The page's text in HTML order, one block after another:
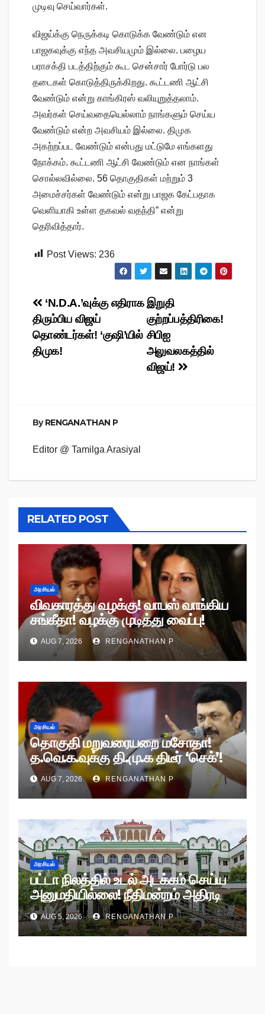
முடிவு செய்வார்கள்.
விஜய்க்கு நெருக்கடி கொடுக்க வேண்டும் என
பாஜகவுக்கு எந்த அவசியமும் இல்லை. பழைய
பராசக்தி படத்திற்கும் கூட சென்சார் போர்டு பல
தடைகள் கொடுத்திருக்கிறது. கூட்டணி ஆட்சி
வேண்டும் என்று காங்கிரஸ் வலியுறுத்தலாம்.
அவர்கள் செய்வதையெல்லாம் நாங்களும் செய்ய
வேண்டும் என்ற அவசியம் இல்லை. திமுக
அகற்றப்பட வேண்டும் என்பது மட்டுமே எங்களது
நோக்கம். கூட்டணி ஆட்சி வேண்டும் என நாங்கள்
சொல்லவில்லை. 56 தொகுதிகள் மற்றும் 3
அமைச்சர்கள் வேண்டும் என்று பாஜக கேட்பதாக
வெளியாகி உள்ள தகவல் வதந்தி” என்று
தெரிவித்தார்.
Post Views: 236
Post
navigation
இறுதி
குற்றப்பத்திரிகை!
சிபிஐ
அலுவலகத்தில்
விஜய்!
‘N.D.A.’வுக்கு எதிராக
திரும்பிய விஜய்
தொண்டர்கள்! ‘குஷி’யில்
திமுக!
ByRENGANATHAN P
Editor @ Tamilga Arasiyal
RELATED POST
அரசியல்
விவகாரத்து வழக்கு! வாபஸ் வாங்கிய
சங்கீதா! வழக்கு முடித்து வைப்பு!
AUG 7, 2026 RENGANATHAN P
அரசியல்
தொகுதி மறுவரையறை மசோதா!
த.வெ.க.வுக்கு தி.மு.க திடீர் ‘செக்’!
AUG 7, 2026 RENGANATHAN P
அரசியல்
பட்டா நிலத்தில் உடல் அடக்கம் செய்ய
அனுமதியில்லை! நீதிமன்றம் அதிரடி
உத்தரவு!
AUG 5, 2026 RENGANATHAN P